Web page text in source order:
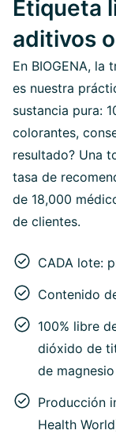
Etiqueta
aditivos
En BIOGENA, la
es nuestra
sustancia pura:
colorantes,
resultado? Una
tasa de
de 18,000
de clientes.
CADA lote:
Contenido
100% libre
dióxido de
de magnesio
Producción
Health